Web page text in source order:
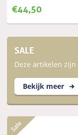
€44,50
SALE
Deze artikelen
Bekijk meer